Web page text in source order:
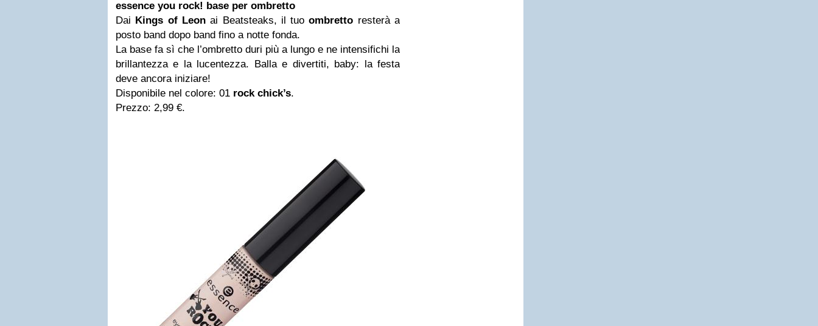
essence you rock! base per ombretto
Dai Kings of Leonai Beatsteaks, il tuoombretto resterà a
posto band dopo band fino a notte fonda.
La base fa sì che l’ombretto duri più a lungo e ne intensifichi la
brillantezza e la lucentezza. Balla e divertiti, baby: la festa
deve ancora iniziare!
Disponibile nel colore: 01 rock chick’s.
Prezzo: 2,99 €.